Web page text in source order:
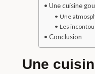
Une cuisine
Une
Les
Conclusion
Une